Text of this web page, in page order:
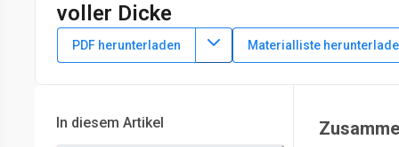
voller Dicke
DOI: 10.3791/64345 23. August 2022
Rajnikant Sharma1,Shekhar Yeshwante1,Quentin Vallé1,
UNC Eshelman School of Pharmacy,
The University of
PDF herunterladen Materialliste
In diesem Artikel